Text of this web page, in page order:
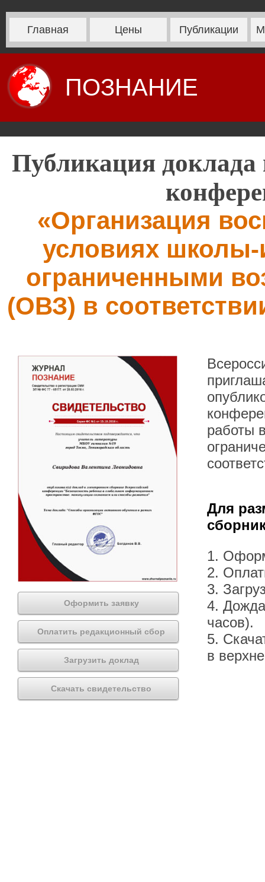
Главная Цены Публикации
ПОЗНАНИЕ
Публикация доклада
«Организация
условиях школы-
ограниченными
(ОВЗ) в
Оформить заявку
Оплатить редакционный сбор
Загрузить доклад
Скачать свидетельство
работы
Для
1.
2.
3.
4.
часов).
5.
в